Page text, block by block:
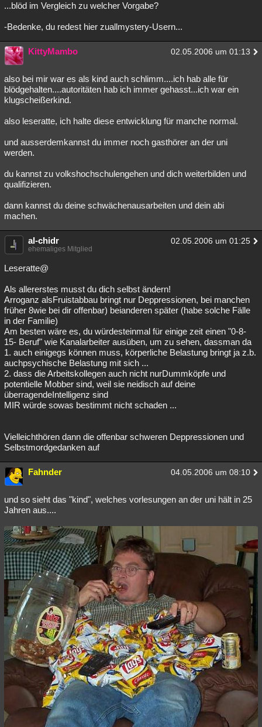
...blöd im Vergleich zu welcher Vorgabe?
-Bedenke, du redest hier zuallmystery-Usern...
KittyMambo 02.05.2006 um 01:13
also bei mir war es als kind auch schlimm....ich hab alle für
blödgehalten....autoritäten hab ich immer gehasst...ich war ein
klugscheißerkind.
also leseratte, ich halte diese entwicklung für manche normal.
und ausserdemkannst du immer noch gasthörer an der uni
werden.
du kannst zu volkshochschulengehen und dich weiterbilden und
qualifizieren.
dann kannst du deine schwächenausarbeiten und dein abi
machen.
al-chidr 02.05.2006 um 01:25
ehemaliges Mitglied
Leseratte@
Als allererstes musst du dich selbst ändern!
Arroganz alsFruistabbau bringt nur Deppressionen, bei manchen
früher 8wie bei dir offenbar) beianderen später (habe solche Fälle
in der Familie)
Am besten wäre es, du würdesteinmal für einige zeit einen "0-8-
15- Beruf" wie Kanalarbeiter ausüben, um zu sehen, dassman da
1. auch einigegs können muss, körperliche Belastung bringt ja z.b.
auchpsychische Belastung mit sich ...
2. dass die Arbeitskollegen auch nicht nurDummköpfe und
potentielle Mobber sind, weil sie neidisch auf deine
überragendeIntelligenz sind
MIR würde sowas bestimmt nicht schaden ...
Vielleichthören dann die offenbar schweren Deppressionen und
Selbstmordgedanken auf
Fahnder 04.05.2006 um 08:10
und so sieht das "kind", welches vorlesungen an der uni hält in 25
Jahren aus....